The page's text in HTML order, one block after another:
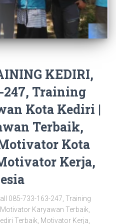
KEDIRI,
247, Training
Kota Kediri |
Terbaik,
Kota
Kerja,
085-733-163-247, Training
Karyawan Terbaik,
Terbaik, Motivator Kerja,